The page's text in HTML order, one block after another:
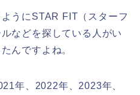
うにSTAR FIT（スターフ
などを探している人がい
んですよね。
年、2022年、2023年、